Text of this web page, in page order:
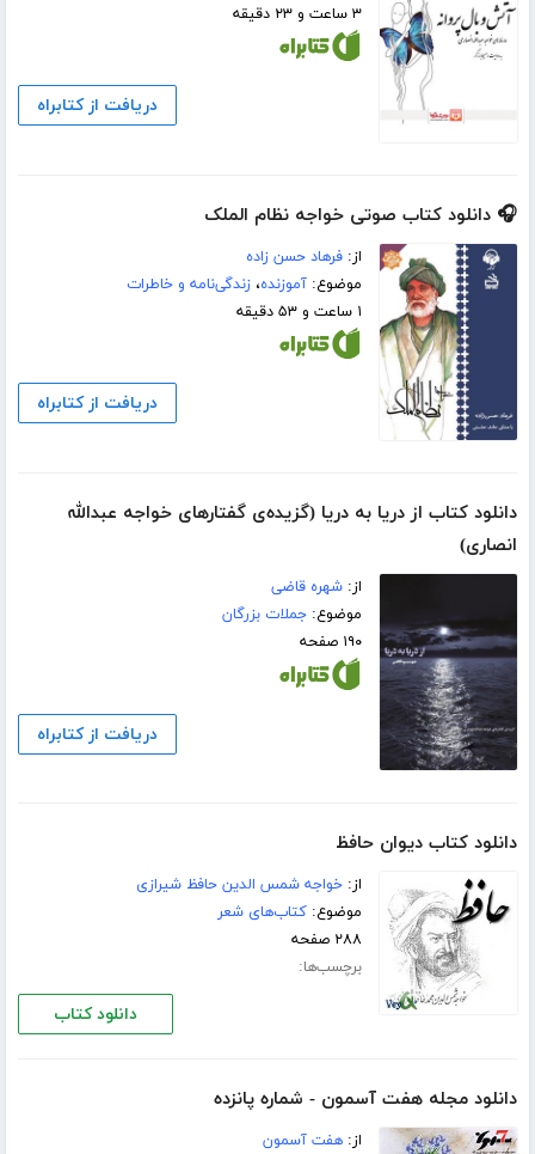
۳ ساعت و ۲۳ دقیقه
دریافت از کتابراه
🎧 دانلود کتاب صوتی خواجه نظام الملک
از:فرهاد حسن زاده
موضوع:آموزنده،زندگی‌نامه و خاطرات
۱ ساعت و ۵۳ دقیقه
دریافت از کتابراه
دانلود کتاب از دریا به دریا (گزیده‌ی گفتارهای خواجه عبدالله
انصاری)
از:شهره قاضی
موضوع:جملات بزرگان
۱۹۰ صفحه
دریافت از کتابراه
دانلود کتاب دیوان حافظ
از:خواجه شمس الدین حافظ شیرازی
موضوع:کتاب‌های شعر
۲۸۸ صفحه
برچسب‌ها:
دانلود کتاب
دانلود مجله هفت آسمون - شماره پانزده
از:هفت آسمون